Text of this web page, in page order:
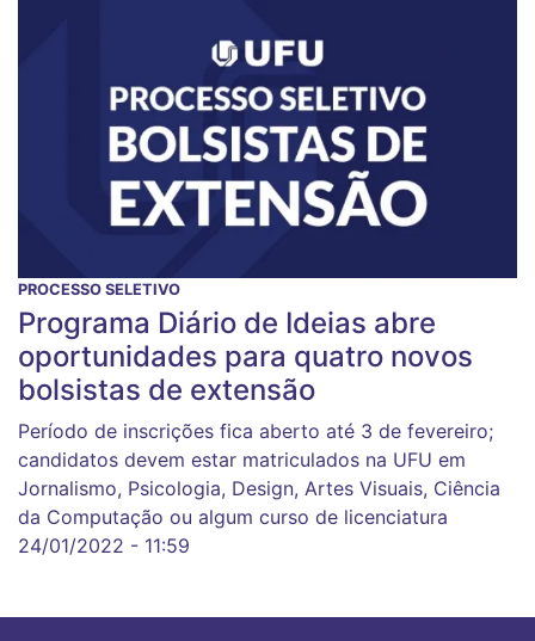
PROCESSO SELETIVO
Programa Diário de Ideias abre
oportunidades para quatro novos
bolsistas de extensão
Período de inscrições fica aberto até 3 de fevereiro;
candidatos devem estar matriculados na UFU em
Jornalismo, Psicologia, Design, Artes Visuais, Ciência
da Computação ou algum curso de licenciatura
24/01/2022 - 11:59